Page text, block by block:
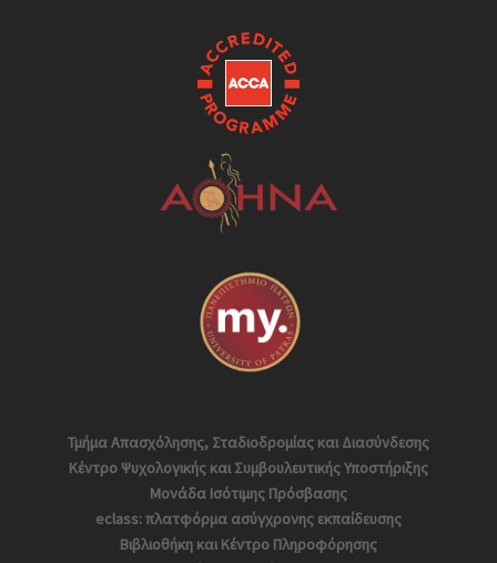
Τμήμα Απασχόλησης, Σταδιοδρομίας και Διασύνδεσης
Κέντρο Ψυχολογικής και Συμβουλευτικής Υποστήριξης
Μονάδα Ισότιμης Πρόσβασης
eclass: πλατφόρμα ασύγχρονης εκπαίδευσης
Βιβλιοθήκη και Κέντρο Πληροφόρησης